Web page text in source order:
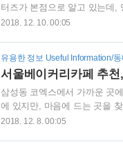
터즈가 본점으로 알고 있는데,
입어서 화상전문병원을 아직
커피로스터즈가 보여 바로 들
입구에 원두를 판매한다고 하
로스터즈 화룡문..
2018. 12. 10. 00:05
유용한 정보 Useful Information/
서울베이커리카페 추
삼성동 코엑스에서 가까운 곳
에 있지만, 마음에 드는 곳을
빵도 생각이 납니다.비블레스
2018. 12. 8. 00:05